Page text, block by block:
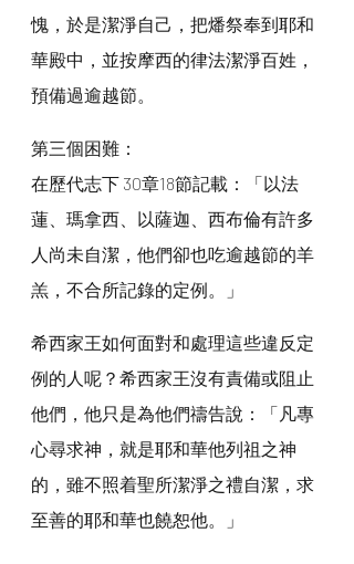
愧，於是潔淨自己，把燔祭奉到耶和
華殿中，並按摩西的律法潔淨百姓，
預備過逾越節。
第三個困難：
在歷代志下 30章18節記載：「以法
蓮、瑪拿西、以薩迦、西布倫有許多
人尚未自潔，他們卻也吃逾越節的羊
羔，不合所記錄的定例。」
希西家王如何面對和處理這些違反定
例的人呢？希西家王沒有責備或阻止
他們，他只是為他們禱告說：「凡專
心尋求神，就是耶和華他列祖之神
的，雖不照着聖所潔淨之禮自潔，求
至善的耶和華也饒恕他。」